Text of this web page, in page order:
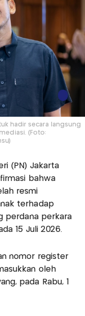
hadir secara langsung
(Foto:
(PN) Jakarta
bahwa
resmi
terhadap
perdana perkara
15 Juli 2026.
nomor register
oleh
pada Rabu, 1